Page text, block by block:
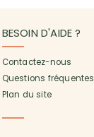
BESOIN D'AIDE ?
Contactez-nous
Questions fréquentes
Plan du site